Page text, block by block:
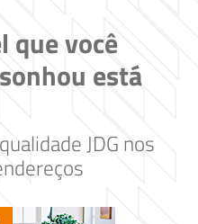
que você
está
JDG nos